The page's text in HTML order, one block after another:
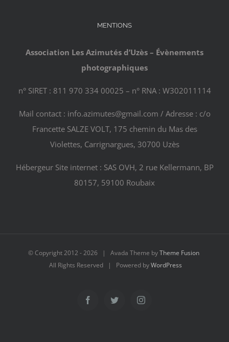
MENTIONS
Association Les Azimutés d’Uzès – Évènements
photographiques
n° SIRET : 811 970 334 00025 – n° RNA : W302011114
Mail contact : info.azimutes@gmail.com / Adresse : c/o
Francette SALZE VOLT, 175 chemin du Mas des
Violettes, Carrignargues, 30700 Uzès
Hébergeur Site internet : SAS OVH, 2 rue Kellermann, BP
80157, 59100 Roubaix
© Copyright 2012 -2026 | Avada Theme byTheme Fusion
All Rights Reserved | Powered byWordPress
FacebookTwitter Instagram